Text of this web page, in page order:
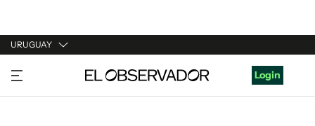
URUGUAY
URUGUAY
ARGENTINA
Login